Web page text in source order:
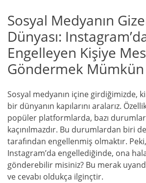
Sosyal Medyanın
Dünyası:
Engelleyen Kişiye
Göndermek
Sosyal medyanın içine girdiğimizde,
bir dünyanın kapılarını aralarız.
popüler platformlarda, bazı
kaçınılmazdır. Bu durumlardan biri
tarafından engellenmiş olmaktır.
Instagram’da engellediğinde, ona
gönderebilir misiniz? Bu merak
ve cevabı oldukça ilginçtir.